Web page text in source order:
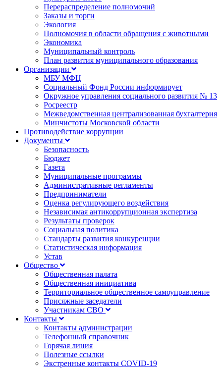
Перераспределение полномочий
Заказы и торги
Экология
Полномочия в области обращения с животными
Экономика
Муниципальный контроль
План развития муниципального образования
Организации
МБУ МФЦ
Социальный Фонд России информирует
Окружное управления социального развития № 13
Росреестр
Межведомственная централизованная бухгалтерия
Минчистоты Московской области
Противодействие коррупции
Документы
Безопасность
Бюджет
Газета
Муниципальные программы
Административные регламенты
Предприниматели
Оценка регулирующего воздействия
Независимая антикоррупционная экспертиза
Результаты проверок
Социальная политика
Стандарты развития конкуренции
Статистическая информация
Устав
Общество
Общественная палата
Общественная инициатива
Территориальное общественное самоуправление
Присяжные заседатели
Участникам СВО
Контакты
Контакты администрации
Телефонный справочник
Горячая линия
Полезные ссылки
Экстренные контакты COVID-19